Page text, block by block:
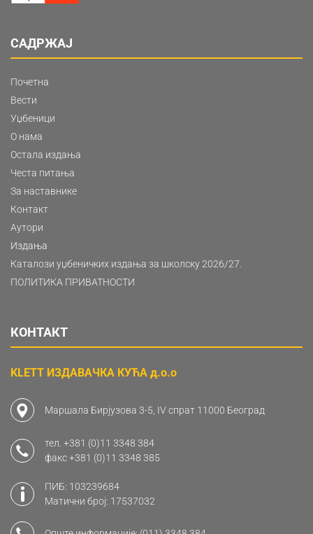
САДРЖАЈ
Почетна
Вести
Уџбеници
О нама
Остала издања
Честа питања
За наставнике
Контакт
Аутори
Издања
Каталози уџбеничких издања за школску 2026/27.
ПОЛИТИКА ПРИВАТНОСТИ
КОНТАКТ
KLETT ИЗДАВАЧКА КУЋА д.о.о
Маршала Бирјузова 3-5, IV спрат 11000 Београд
тел. +381 (0)11 3348 384
факс+381 (0)11 3348 385
ПИБ: 103239684
Матични број: 17537032